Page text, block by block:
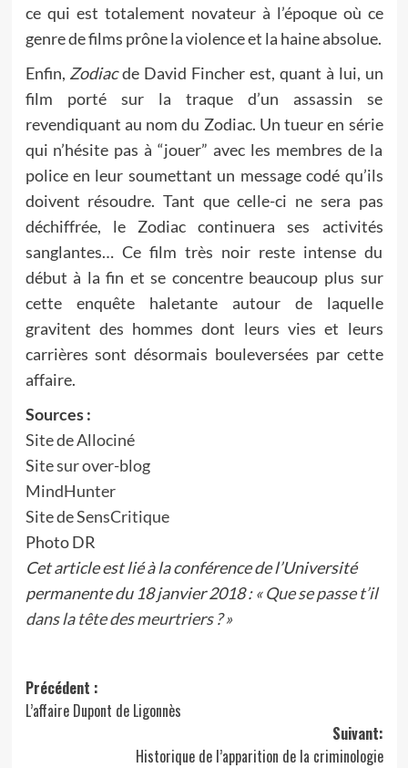
ce qui est totalement novateur à l’époque où ce
genre de films prône la violence et la haine absolue.
Enfin, Zodiacde David Fincher est, quant à lui, un
film porté sur la traque d’un assassin se
revendiquant au nom du Zodiac. Un tueur en série
qui n’hésite pas à “jouer” avec les membres de la
police en leur soumettant un message codé qu’ils
doivent résoudre. Tant que celle-ci ne sera pas
déchiffrée, le Zodiac continuera ses activités
sanglantes… Ce film très noir reste intense du
début à la fin et se concentre beaucoup plus sur
cette enquête haletante autour de laquelle
gravitent des hommes dont leurs vies et leurs
carrières sont désormais bouleversées par cette
affaire.
Sources :
Site de Allociné
Site sur over-blog
MindHunter
Site de SensCritique
Photo DR
Cet article est lié à la conférence de l’Université
permanente du 18 janvier 2018 :« Que se passe t’il
dans la tête des meurtriers ? »
Navigation
d’article
Précédent :
L’affaire Dupont de Ligonnès
Suivant:
Historique de l’apparition de la criminologie